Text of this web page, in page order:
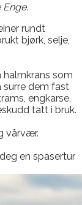
Enge.
rundt
bjørk, selje,
halmkrans som
dem fast
engkarse,
tatt i bruk.
vårvær.
en spasertur